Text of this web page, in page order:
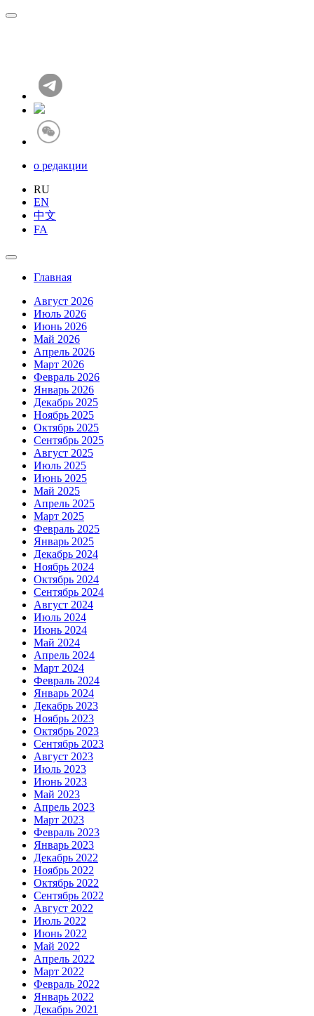
о редакции
RU
EN
中文
FA
Главная
Август 2026
Июль 2026
Июнь 2026
Май 2026
Апрель 2026
Март 2026
Февраль 2026
Январь 2026
Декабрь 2025
Ноябрь 2025
Октябрь 2025
Сентябрь 2025
Август 2025
Июль 2025
Июнь 2025
Май 2025
Апрель 2025
Март 2025
Февраль 2025
Январь 2025
Декабрь 2024
Ноябрь 2024
Октябрь 2024
Сентябрь 2024
Август 2024
Июль 2024
Июнь 2024
Май 2024
Апрель 2024
Март 2024
Февраль 2024
Январь 2024
Декабрь 2023
Ноябрь 2023
Октябрь 2023
Сентябрь 2023
Август 2023
Июль 2023
Июнь 2023
Май 2023
Апрель 2023
Март 2023
Февраль 2023
Январь 2023
Декабрь 2022
Ноябрь 2022
Октябрь 2022
Сентябрь 2022
Август 2022
Июль 2022
Июнь 2022
Май 2022
Апрель 2022
Март 2022
Февраль 2022
Январь 2022
Декабрь 2021